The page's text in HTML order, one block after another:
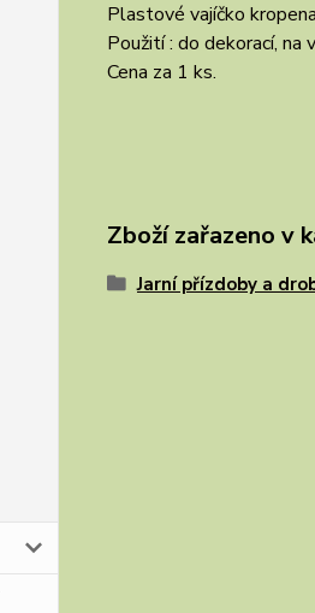
Plastové vajíčko
Použití : do dekorací, na
Cena za 1 ks.
Zboží zařazeno v
Jarní přízdoby a